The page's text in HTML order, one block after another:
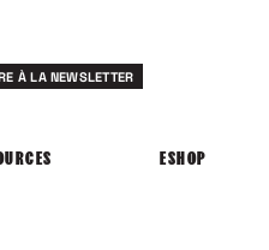
ESHOP
À LA NEWSLETTER